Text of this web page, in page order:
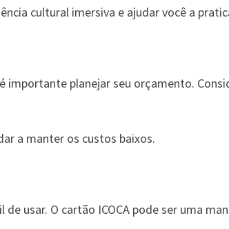
cultural imersiva e ajudar você a
importante planejar seu orçamento.
a manter os custos baixos.
usar. O cartão ICOCA pode ser uma